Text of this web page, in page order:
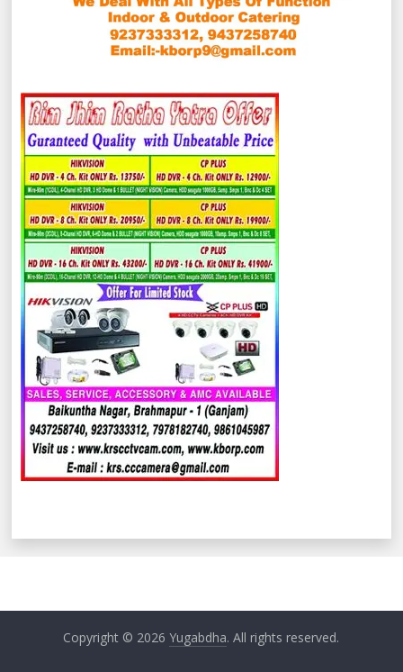
Copyright © 2026Yugabdha. All rights reserved.